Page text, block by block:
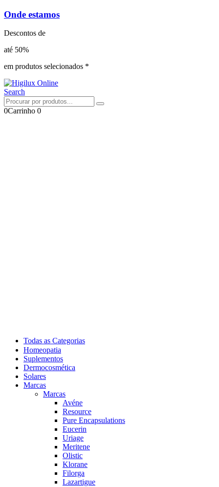
Onde estamos
Descontos de
até 50%
em produtos selecionados *
Search
0Carrinho 0
Todas as Categorias
Homeopatia
Suplementos
Dermocosmética
Solares
Marcas
Marcas
Avéne
Resource
Pure Encapsulations
Eucerin
Uriage
Meritene
Olistic
Klorane
Filorga
Lazartigue